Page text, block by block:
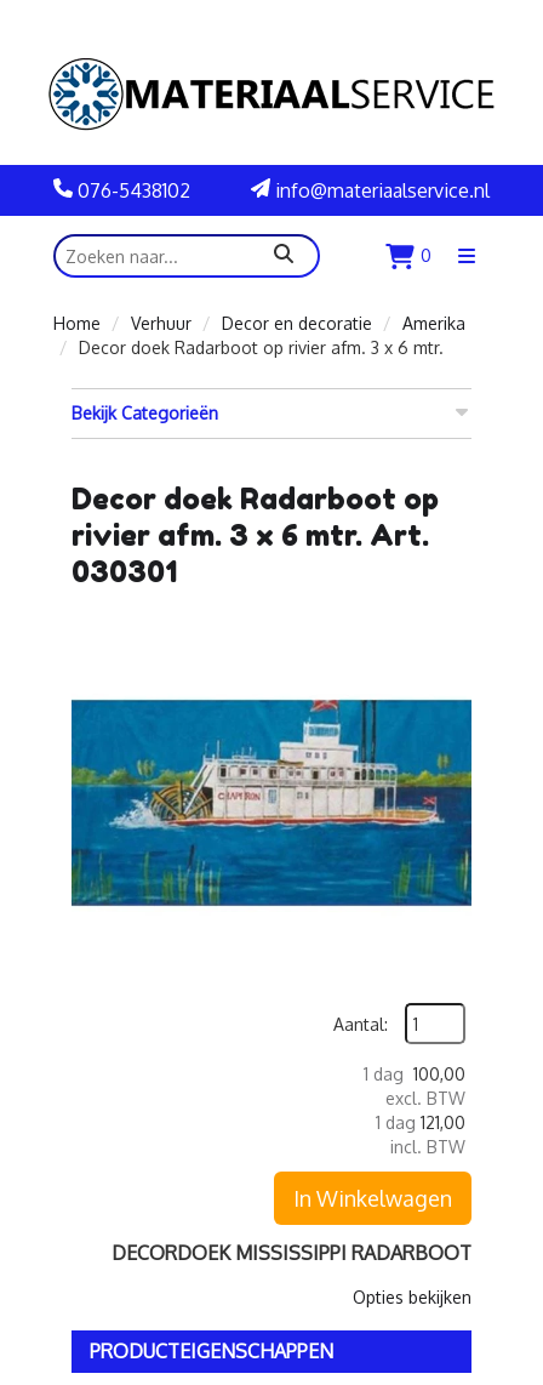
076-5438102 info@materiaalservice.nl
zoeken 0
Menu
Home
Verhuur Decor en decoratie
Amerika
Decor doek Radarboot op rivier afm. 3 x 6 mtr.
Bekijk Categorieën
Decor doek Radarboot op
rivier afm. 3 x 6 mtr. Art.
030301
Aantal:
1 dag 100,00
excl. BTW
1 dag 121,00
incl. BTW
In Winkelwagen
DECORDOEK MISSISSIPPI RADARBOOT
Opties bekijken
PRODUCTEIGENSCHAPPEN